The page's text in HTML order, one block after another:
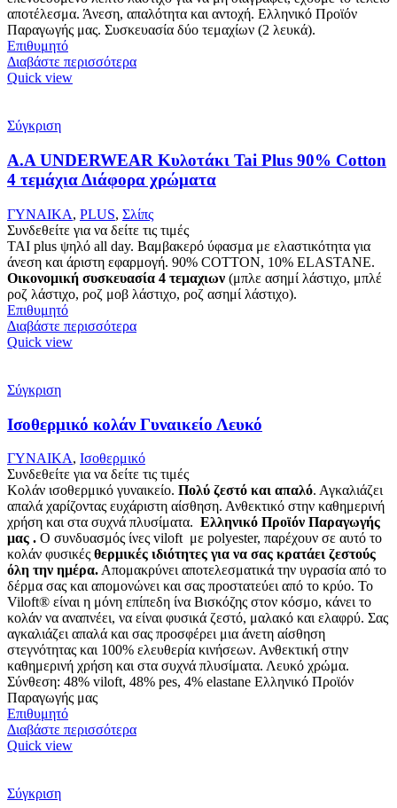
αποτέλεσμα. Άνεση, απαλότητα και αντοχή. Ελληνικό Προϊόν
Παραγωγής μας. Συσκευασία δύο τεμαχίων (2 λευκά).
Επιθυμητό
Διαβάστε περισσότερα
Quick view
Σύγκριση
Α.A UNDERWEAR Κυλοτάκι Tai Plus 90% Cotton
4 τεμάχια Διάφορα χρώματα
ΓΥΝΑΙΚΑ, PLUS, Σλίπς
Συνδεθείτε για να δείτε τις τιμές
ΤΑΙ plus ψηλό all day. Βαμβακερό ύφασμα με ελαστικότητα για
άνεση και άριστη εφαρμογή. 90% COTTON, 10% ELASTANΕ.
Οικονομική συσκευασία 4 τεμαχιων (μπλε ασημί λάστιχο, μπλέ
ροζ λάστιχο, ροζ μοβ λάστιχο, ροζ ασημί λάστιχο).
Επιθυμητό
Διαβάστε περισσότερα
Quick view
Σύγκριση
Ισοθερμικό κολάν Γυναικείο Λευκό
ΓΥΝΑΙΚΑ, Ισοθερμικό
Συνδεθείτε για να δείτε τις τιμές
Κολάν ισοθερμικό γυναικείο. Πολύ ζεστό και απαλό. Αγκαλιάζει
απαλά χαρίζοντας ευχάριστη αίσθηση. Ανθεκτικό στην καθημερινή
χρήση και στα συχνά πλυσίματα. Ελληνικό Προϊόν Παραγωγής
μας . Ο συνδυασμός ίνες viloft με polyester, παρέχουν σε αυτό το
κολάν φυσικές θερμικές ιδιότητες για να σας κρατάει ζεστούς
όλη την ημέρα. Απομακρύνει αποτελεσματικά την υγρασία από το
δέρμα σας και απομονώνει και σας προστατεύει από το κρύο. Το
Viloft® είναι η μόνη επίπεδη ίνα Βισκόζης στον κόσμο, κάνει το
κολάν να αναπνέει, να είναι φυσικά ζεστό, μαλακό και ελαφρύ. Σας
αγκαλιάζει απαλά και σας προσφέρει μια άνετη αίσθηση
στεγνότητας και 100% ελευθερία κινήσεων. Ανθεκτική στην
καθημερινή χρήση και στα συχνά πλυσίματα. Λευκό χρώμα.
Σύνθεση: 48% viloft, 48% pes, 4% elastane Ελληνικό Προϊόν
Παραγωγής μας
Επιθυμητό
Διαβάστε περισσότερα
Quick view
Σύγκριση